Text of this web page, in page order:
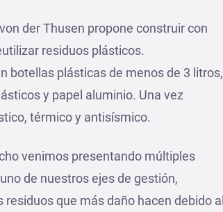
der Thusen propone construir con
residuos plásticos.
botellas plásticas de menos de 3 litros,
y papel aluminio. Una vez
térmico y antisísmico.
venimos presentando múltiples
de nuestros ejes de gestión,
que más daño hacen debido al